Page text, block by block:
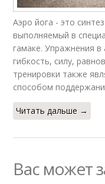
Аэро йога - это
выполняемый в
гамаке. Упражнения
гибкость, силу,
тренировки также
способом
Читать дальше →
Вас может